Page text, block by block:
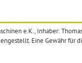
e.K., Inhaber:
Eine Gewähr für